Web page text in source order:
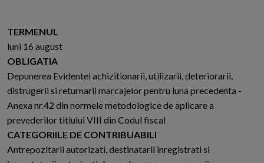
TERMENUL
luni 16 august
OBLIGATIA
Depunerea Evidentei achizitionarii, utilizarii, deteriorarii,
distrugerii si returnarii marcajelor pentru luna precedenta -
Anexa nr.42 din normele metodologice de aplicare a
prevederilor titlului VIII din Codul fiscal
CATEGORIILE DE CONTRIBUABILI
Antrepozitarii autorizati, destinatarii inregistrati si